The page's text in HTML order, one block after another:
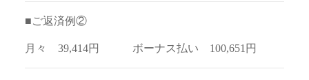
■ご返済例②
月々 39,414円 ボーナス払い 100,651円